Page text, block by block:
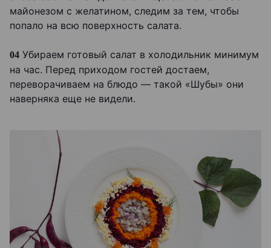
майонезом с желатином, следим за тем, чтобы
попало на всю поверхность салата.
04 Убираем готовый салат в холодильник минимум
на час. Перед приходом гостей достаем,
переворачиваем на блюдо — такой «Шубы» они
наверняка еще не видели.